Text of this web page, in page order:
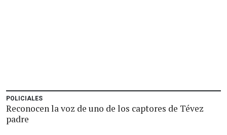
POLICIALES
Reconocen la voz de uno de los captores de Tévez
padre